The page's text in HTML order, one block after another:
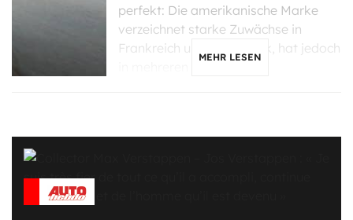
perfekt: Die amerikanische Marke
verzeichnet starke Zuwächse in
Frankreich und Dänemark, hat jedoch
MEHR LESEN